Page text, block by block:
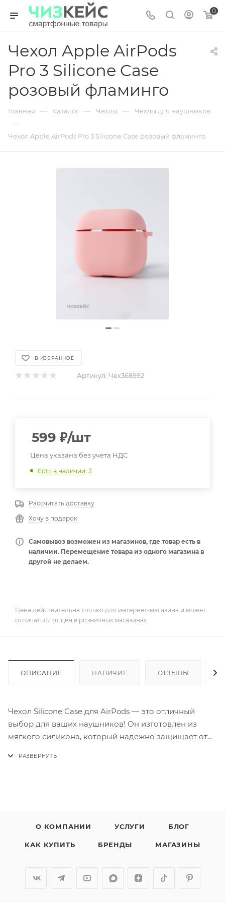
0
Чехол Apple AirPods
Pro 3 Silicone Case
розовый фламинго
Главная — Каталог — Чехлы — Чехлы для наушников
—
Чехол Apple AirPods Pro 3 Silicone Case розовый фламинго
В ИЗБРАННОЕ
Артикул: Чех368992
599 ₽/шт
Цена указана без учета НДС
Есть в наличии: 3
Рассчитать доставку
Хочу в подарок
Самовывоз возможен из магазинов, где товар есть в
наличии. Перемещение товара из одного магазина в
другой не делаем.
Цена действительна только для интернет-магазина и может
отличаться от цен в розничных магазинах
ОПИСАНИЕ НАЛИЧИЕ ОТЗЫВЫ
Чехол Silicone Case для AirPods — это отличный
выбор для ваших наушников! Он изготовлен из
мягкого силикона, который надежно защищает от
телефона. Чехол для вашего телефона точно
в местах, соответствующих вашей модели.
О КОМПАНИИ УСЛУГИ БЛОГ
КАК КУПИТЬ БРЕНДЫ МАГАЗИНЫ